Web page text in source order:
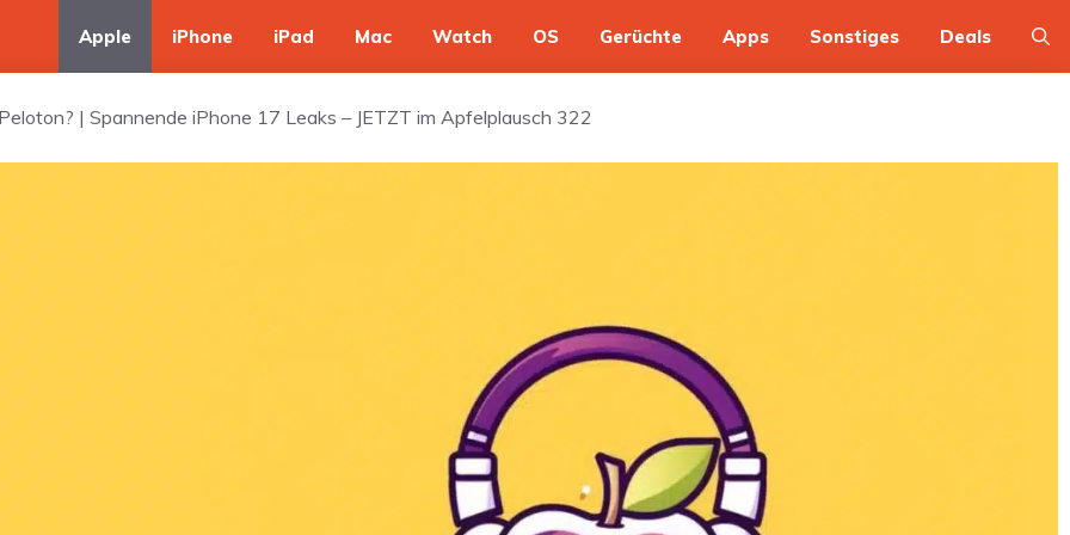
Apple iPhone iPad Mac Watch OS Gerüchte Apps Sonstiges Deals
| Spannende iPhone 17 Leaks – JETZT im Apfelplausch 322